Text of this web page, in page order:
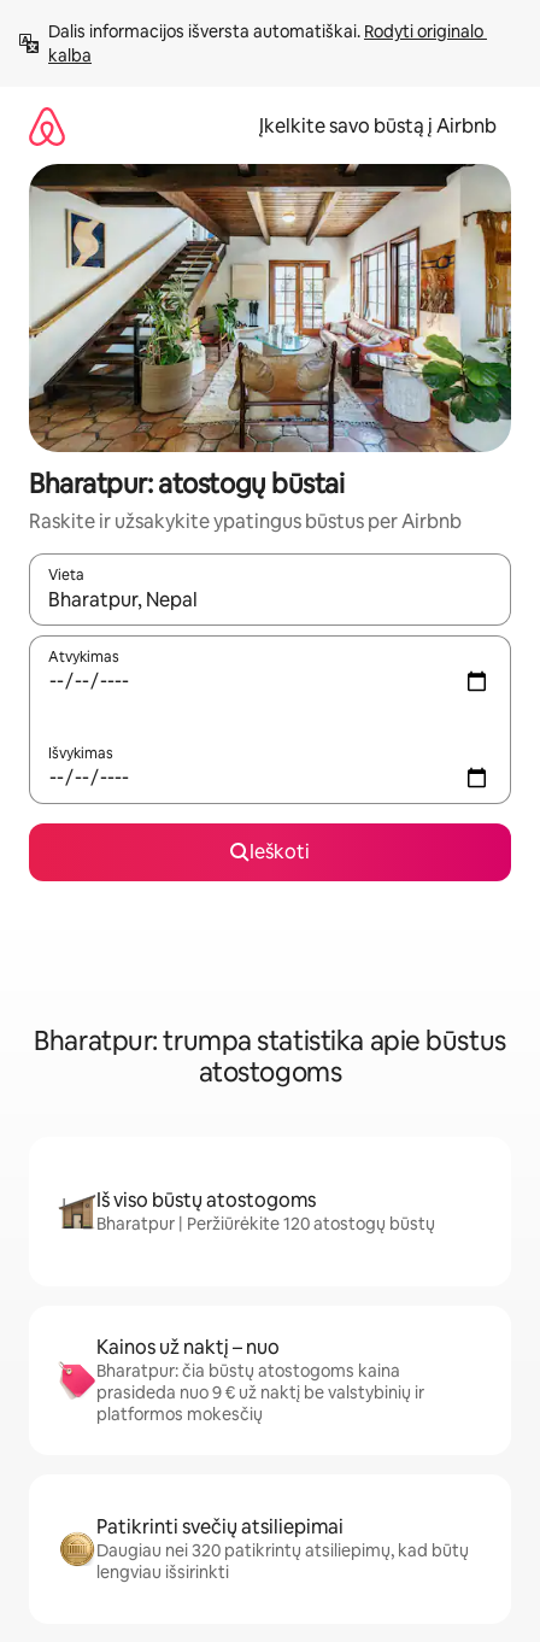
prie
turinio
Dalis informacijos išversta automatiškai. Rodyti originalo
kalba
Įkelkite savo būstą į Airbnb
Bharatpur: atostogų būstai
Raskite ir užsakykite ypatingus būstus per Airbnb
Vieta
Kai pasirodys paieškos rezultatai, juos naršyti galite
Atvykimas
Išvykimas
Ieškoti
Bharatpur: trumpa statistika apie būstus
atostogoms
Iš viso būstų atostogoms
Bharatpur | Peržiūrėkite 120 atostogų būstų
Kainos už naktį – nuo
Bharatpur: čia būstų atostogoms kaina
prasideda nuo 9 € už naktį be valstybinių ir
platformos mokesčių
Patikrinti svečių atsiliepimai
Daugiau nei 320 patikrintų atsiliepimų, kad būtų
lengviau išsirinkti